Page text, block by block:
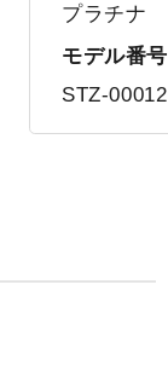
プラチナ
モデル番号
STZ-00012